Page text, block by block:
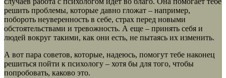
решить проблемы, которые давно гложат – например,
побороть неуверенность в себе, страх перед новыми
обстоятельствами и тревожность. А еще – принять себя и
людей вокруг такими, как они есть, не пытаясь их изменить.
А вот пара советов, которые, надеюсь, помогут тебе наконец
решиться пойти к психологу – хотя бы для того, чтобы
попробовать, каково это.